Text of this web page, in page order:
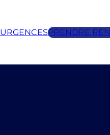
URGENCESPRENDRE